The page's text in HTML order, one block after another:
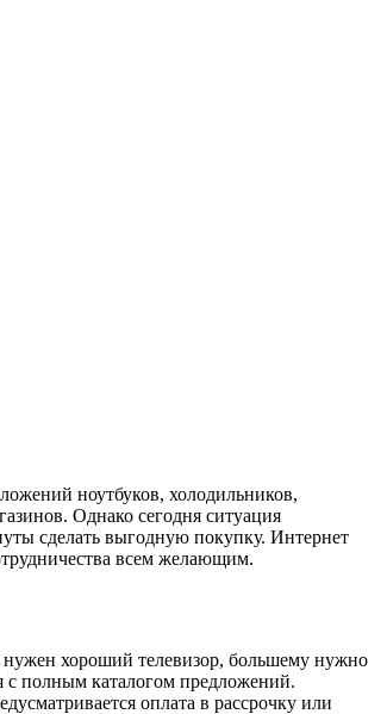
ноутбуков, холодильников,
Однако сегодня ситуация
сделать выгодную покупку. Интернет
всем желающим.
нужен хороший телевизор, большему нужно
с полным каталогом предложений.
оплата в рассрочку или